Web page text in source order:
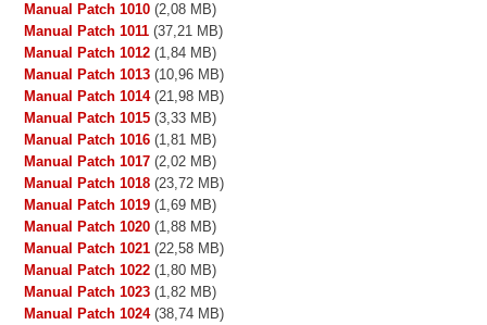
Manual Patch 1010 (2,08 MB)
Manual Patch 1011 (37,21 MB)
Manual Patch 1012 (1,84 MB)
Manual Patch 1013 (10,96 MB)
Manual Patch 1014(21,98 MB)
Manual Patch 1015 (3,33 MB)
Manual Patch 1016 (1,81 MB)
Manual Patch 1017 (2,02 MB)
Manual Patch 1018 (23,72 MB)
Manual Patch 1019 (1,69 MB)
Manual Patch 1020 (1,88 MB)
Manual Patch 1021 (22,58 MB)
Manual Patch 1022 (1,80 MB)
Manual Patch 1023 (1,82 MB)
Manual Patch 1024(38,74 MB)